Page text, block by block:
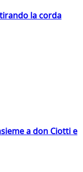
la corda
a don Ciotti e